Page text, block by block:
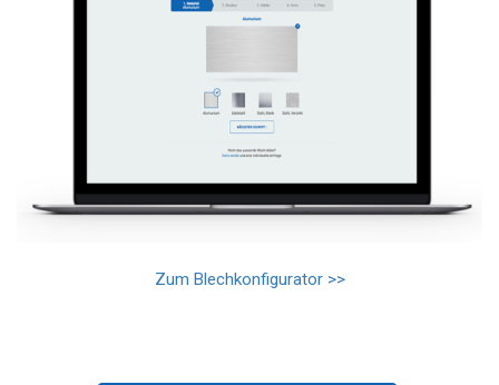
Zum Blechkonfigurator >>